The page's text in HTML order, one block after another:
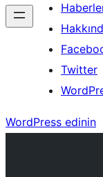
Twitter
WordPress edinin